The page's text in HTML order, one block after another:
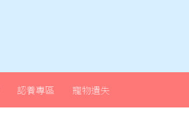
認養專區 寵物遺失